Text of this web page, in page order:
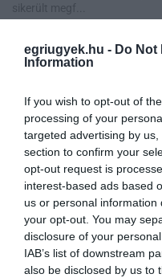
egriugyek.hu - Do Not
Information
If you wish to opt-out of
processing of your
targeted advertising by
section to confirm your
opt-out request is
interest-based ads based
us or personal
your opt-out. You may
disclosure of your
IAB’s list of downstream
also be disclosed by us to
sikerült megf...
partizán
SZERVEZETTEN
MAGYARORSZÁGON
PÉNZÉRT
2021. május 07| Mindenki
Üres telkekre, vagy
magyarul néha szinte alig
ukrán határ közelében.
lakcímmel így ...